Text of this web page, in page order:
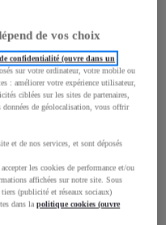
de vos choix
confidentialité (ouvre dans un
sur votre ordinateur, votre mobile ou
: améliorer votre expérience utilisateur,
ciblées sur les sites de partenaires,
données de géolocalisation, vous offrir
et de nos services, et sont déposés
les cookies de performance et/ou
affichées sur notre site. Sous
tiers (publicité et réseaux sociaux)
dans lapolitique cookies (ouvre